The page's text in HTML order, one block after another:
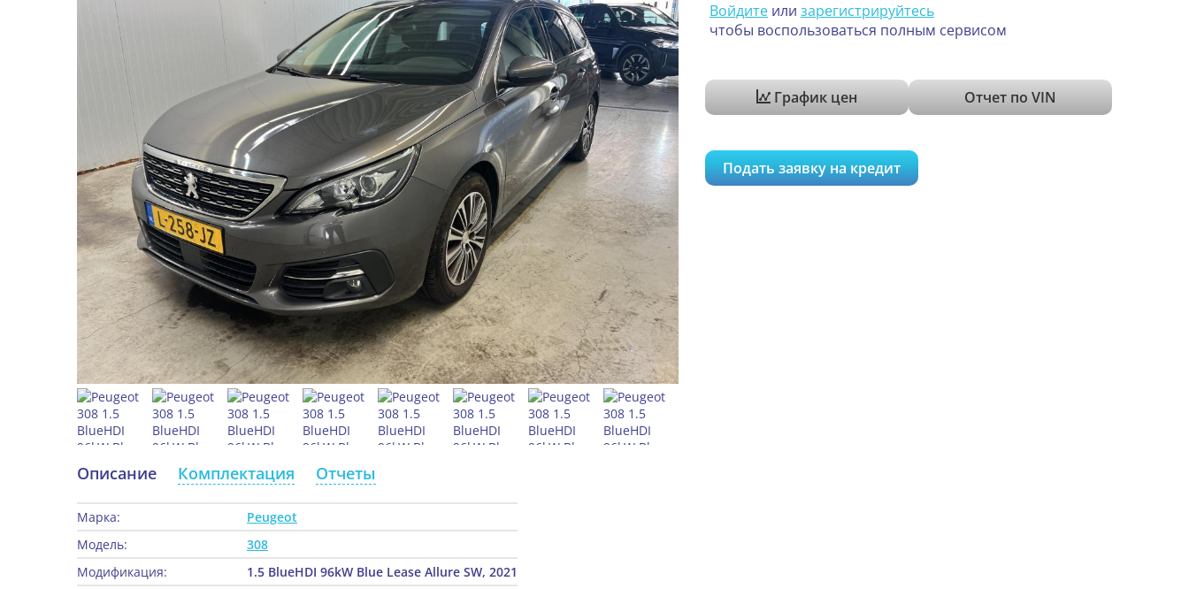
Войдите или зарегистрируйтесь
чтобы воспользоваться полным сервисом
График цен Отчет по VIN
Подать заявку на кредит
Описание Комплектация Отчеты
Марка:
Peugeot
Модель:
308
Модификация:
1.5 BlueHDI 96kW Blue Lease Allure SW, 2021